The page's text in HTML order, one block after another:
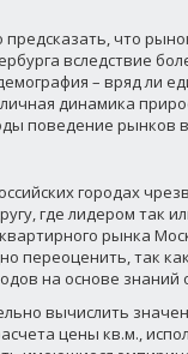
предсказать, что
вследствие
– вряд ли
динамика
поведение рынков
городах
где лидером так
рынка
переоценить, так
на основе знаний
вычислить
цены кв.м.,